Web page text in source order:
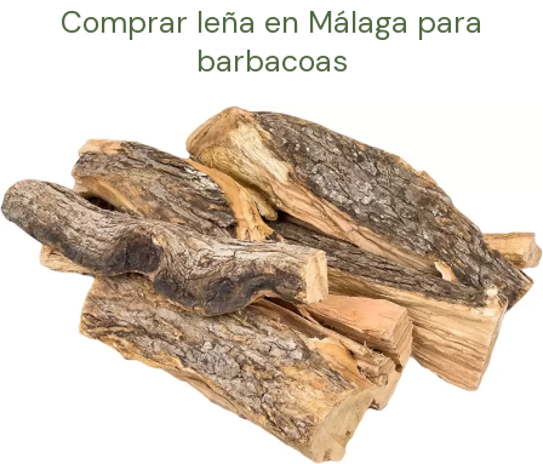
Comprar leña en Málaga para
barbacoas